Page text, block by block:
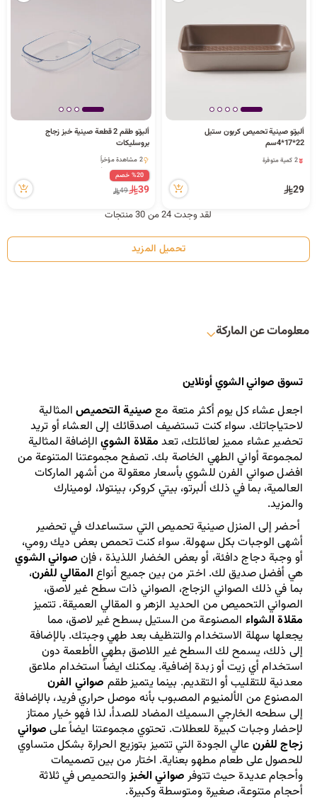
ألبرتو صينية تحميص كربون ستيل
22*17*4سم
2 كمية متوفرة
2 كمية متوفرة
8 مشاهدة مؤخراً
29
ألبرتو طقم 2 قطعة صينية خبز زجاج
بروسليكات
2 مشاهدة مؤخراً
2 مشاهدة مؤخراً%20 خصم
39
49
لقد وجدت 24 من 30 منتجات
تحميل المزيد
معلومات عن الماركة
تسوق صواني الشوي أونلاين
اجعل عشاء كل يوم أكثر متعة مع صينية التحميص
المثالية
لاحتياجاتك. سواء كنت تستضيف اصدقائك إلى العشاء أو تريد
تحضير عشاء مميز لعائلتك، تعد مقلاة الشوي
الإضافة المثالية
لمجموعة أواني الطهي الخاصة بك. تصفح مجموعتنا المتنوعة من
افضل صواني الفرن للشوي بأسعار معقولة من أشهر الماركات
العالمية، بما في ذلك ألبرتو، بيتي كروكر، بينتولا، لومينارك
والمزيد.
أحضر إلى المنزل صينية تحميص التي ستساعدك في تحضير
أشهى الوجبات بكل سهولة. سواء كنت تحمص بعض ديك رومي،
أو وجبة دجاج دافئة، أو بعض الخضار اللذيذة ، فإن صواني الشوي
هي أفضل صديق لك. اختر من بين جميع أنواع المقالي للفرن،
بما في ذلك الصواني الزجاج، الصواني ذات سطح غير لاصق،
الصواني التحميص من الحديد الزهر و المقالي العميقة. تتميز
مقلاة الشواء
المصنوعة من الستيل بسطح غير لاصق، مما
يجعلها سهلة الاستخدام والتنظيف بعد طهي وجبتك. بالإضافة
إلى ذلك، يسمح لك السطح غير اللاصق بطهي الأطعمة دون
استخدام أي زيت أو زبدة إضافية. يمكنك ايضاً استخدام ملاعق
معدنية للتقليب أو التقديم. بينما يتميز طقم صواني الفرن
المصنوع من الألمنيوم المصبوب بأنه موصل حراري فريد، بالإضافة
إلى سطحه الخارجي السميك المضاد للصدأ، لذا فهو خيار ممتاز
لإحضار وجبات كبيرة للعطلات. تحتوي مجموعتنا ايضاً على
صواني
زجاج للفرن
عالي الجودة التي تتميز بتوزيع الحرارة بشكل متساوي
للحصول على طعام مطهو بعناية. اختار من بين تصميمات
وأحجام عديدة حيث تتوفر صواني الخبز
والتحميص في ثلاثة
أحجام متنوعة، صغيرة ومتوسطة وكبيرة.